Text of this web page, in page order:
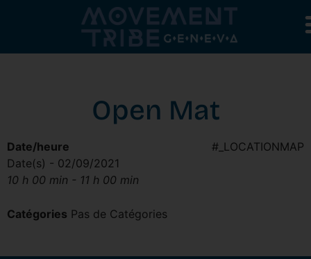
Open Mat
#_LOCATIONMAP
Date/heure
Date(s) - 02/09/2021
10 h 00 min - 11 h 00 min
Catégories Pas de Catégories